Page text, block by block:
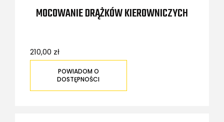
MOCOWANIE DRĄŻKÓW KIEROWNICZYCH
210,00 zł
POWIADOM O
DOSTĘPNOŚCI